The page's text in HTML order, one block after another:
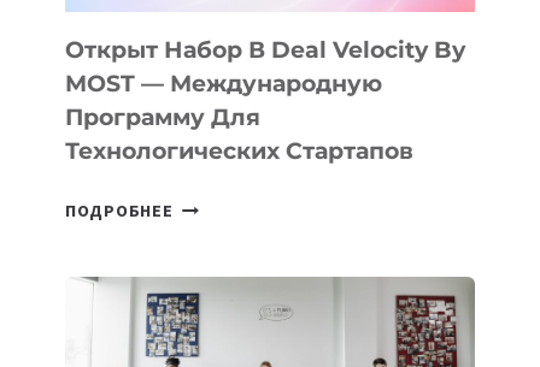
ПОДРОСТКАМ
БИЛЕТ
В
ПРЕДПРИНИМАТЕЛЬСТВО
Открыт Набор В Deal Velocity By
MOST — Международную
Программу Для
Технологических Стартапов
ПОДРОБНЕЕ ОТКРЫТ
DEAL
VELOCITY
BY